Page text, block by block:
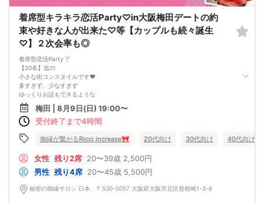
・男性参加者は、男性は会社経営・上場企業・自営業・年収500万以上・一つ該当
の方。
・男女共一人参加の方も多数参加していただいておられます。
スケジュール
━━━━━━━━━━━━━━━━━
①受付18:45～18:55
予約されてるお名前をお願い致します♪
②乾杯 19:00
みんなで乾杯ー
③お飲み物
お飲み物楽しみながらお席で交流できます♪
本日はご参加ありがとうございました。
お知り合いになられました方のご縁を大切に♪
━━━━━━━━━━━━━━━━━
※遅刻時の注意事項
す。
又お連れ様とご参加の場合、お席が離れる場合がございます。
※途中退場はイベントの開催に支障がありますのでご遠慮いただいております。
※お申込み時からのキャンセル（日時変更含む）は理由にかかわらず男女共所定の
着席型キラキラ恋活Party♡in大阪梅田デートの約
束や好きな人が出来た♡等【カップルも続々誕生
♡】２次会率も◎
着席型恋活Party🍸️
【20名】迄の
小さな街コンスタイルです♥
多すぎず、少なすぎず
ゆっくりお話もできるような
環境作りを目指してまいります♫
皆さんが快適に
ドキドキ・ワクワクできような
ネームタグ
お題カードや
お食事
お菓子
お酒
梅田 | 8月9日(日) 19:00〜
受付終了まで4時間
御縁が繋がるRicci increase🎀 20代向け 30代向け 40代向け
女性 残り2席 20〜39歳 2,500円
男性 残り4席 20〜45歳 5,500円
秘密の御縁サロン 日本、〒530-0057 大阪府大阪市北区曾根崎1-3-6